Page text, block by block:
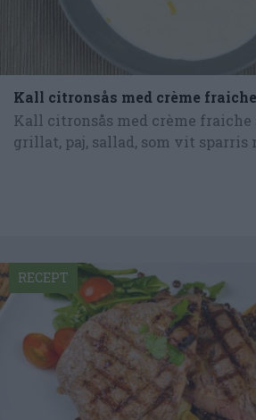
Kall citronsås med crème fraiche
Kall citronsås med crème
grillat, paj, sallad, som vit sparris
RECEPT